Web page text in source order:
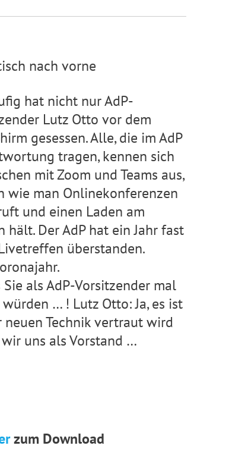
nach vorne
hat nicht nur AdP-
Lutz Otto vor dem
gesessen. Alle, die im AdP
tragen, kennen sich
mit Zoom und Teams aus,
wie man Onlinekonferenzen
und einen Laden am
hält. Der AdP hat ein Jahr fast
überstanden.
als AdP-Vorsitzender mal
… ! Lutz Otto: Ja, es ist
Technik vertraut wird
uns als Vorstand …
zum Download